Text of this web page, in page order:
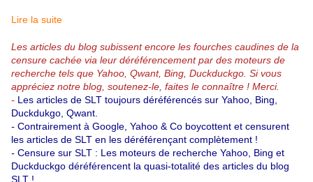
Lire la suite
Les articles du blog subissent encore les fourches caudines de la
censure cachée via leur déréférencement par des moteurs de
recherche tels que Yahoo, Qwant, Bing, Duckduckgo. Si vous
appréciez notre blog, soutenez-le, faites le connaître ! Merci.
- Les articles de SLT toujours déréférencés sur Yahoo, Bing,
Duckdukgo, Qwant.
- Contrairement à Google, Yahoo & Co boycottent et censurent
les articles de SLT en les déréférençant complètement !
- Censure sur SLT : Les moteurs de recherche Yahoo, Bing et
Duckduckgo déréférencent la quasi-totalité des articles du blog
SLT !